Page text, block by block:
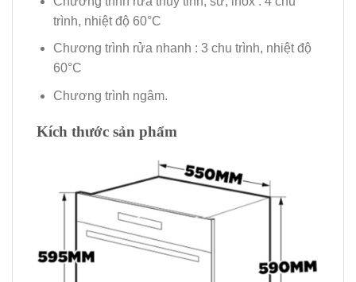
trình, nhiệt độ 60°C
Chương trình rửa nhanh : 3 chu trình, nhiệt độ
60°C
Chương trình ngâm.
Kích thước sản phẩm